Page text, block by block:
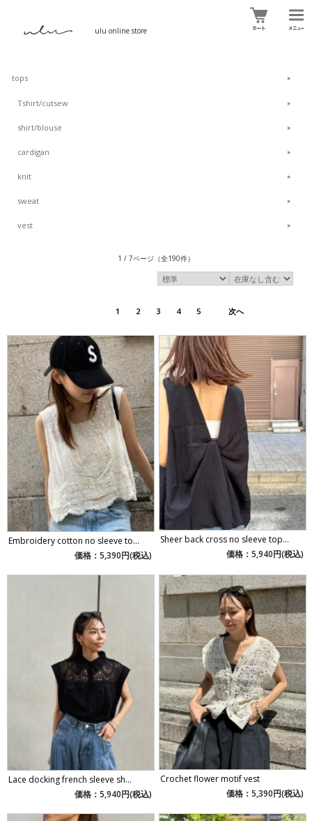
ulu online store
tops
Tshirt/cutsew
shirt/blouse
cardigan
knit
sweat
vest
1 / 7ページ （全190件）
1 2 3 4 5 次へ
Embroidery cotton no sleeve to...
価格：5,390円(税込)
Sheer back cross no sleeve top...
価格：5,940円(税込)
Lace docking french sleeve sh...
価格：5,940円(税込)
Crochet flower motif vest
価格：5,390円(税込)